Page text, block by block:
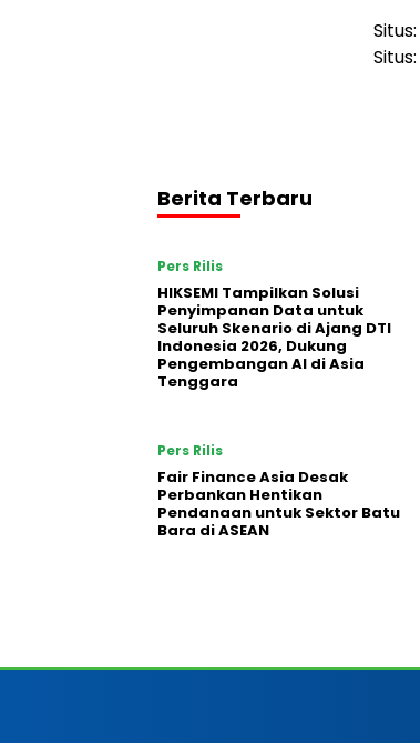
Situs:
Situs:
Berita Terbaru
Pers Rilis
HIKSEMI Tampilkan Solusi
Penyimpanan Data untuk
Seluruh Skenario di Ajang DTI
Indonesia 2026, Dukung
Pengembangan AI di Asia
Tenggara
Pers Rilis
Fair Finance Asia Desak
Perbankan Hentikan
Pendanaan untuk Sektor Batu
Bara di ASEAN